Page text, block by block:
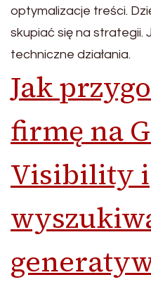
optymalizacje treści.
skupiać się na strategii.
techniczne działania.
Jak
firmę na
Visibility i